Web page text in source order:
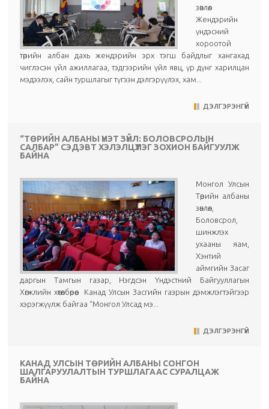
зөвлөл
Жендэрийн
үндэсний
хороотой
төрийн албан дахь жендэрийн эрх тэгш байдлыг хангахад
чиглэсэн үйл ажиллагаа, тэдгээрийн үйл явц, үр дүнг харилцан
мэдээлэх, сайн туршлагыг түгээн дэлгэрүүлэх, хам...
ДЭЛГЭРЭНГҮЙ
“ТӨРИЙН АЛБАНЫ ҮНЭТ ЗҮЙЛ: БОЛОВСРОЛЫН
САЛБАР” СЭДЭВТ ХЭЛЭЛЦҮҮЛЭГ ЗОХИОН БАЙГУУЛЖ
БАЙНА
Монгол Улсын
Төрийн албаны
зөвлөл,
Боловсрол,
шинжлэх
ухааны яам,
Хэнтий
аймгийн Засаг
даргын Тамгын газар, Нэгдсэн Үндэстний Байгууллагын
Хөгжлийн хөтөлбөрөөс Канад Улсын Засгийн газрын дэмжлэгтэйгээр
хэрэгжүүлж байгаа “Монгол Улсад мэ...
ДЭЛГЭРЭНГҮЙ
КАНАД УЛСЫН ТӨРИЙН АЛБАНЫ СОНГОН
ШАЛГАРУУЛАЛТЫН ТУРШЛАГААС СУРАЛЦАЖ
БАЙНА